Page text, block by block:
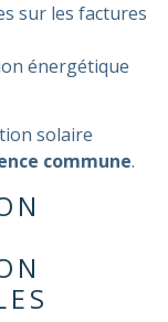
sur les factures
énergétique
solaire
commune.